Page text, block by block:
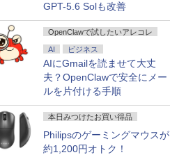
GPT-5.6 Solも改善
OpenClawで試したいアレコレ
AI ビジネス
AIにGmailを読ませて大丈
夫？OpenClawで安全にメー
ルを片付ける手順
本日みつけたお買い得品
Philipsのゲーミングマウスが
約1,200円オトク！